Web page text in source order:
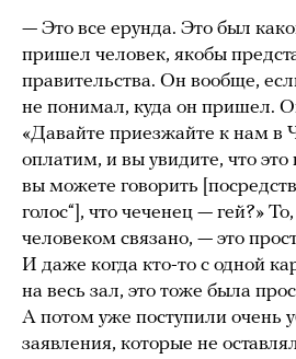
— Это все ерунда. Это был
пришел человек, якобы
правительства. Он вообще,
не понимал, куда он пришел.
«Давайте приезжайте к нам в
оплатим, и вы увидите, что
вы можете говорить
голос“], что чеченец — гей?»
человеком связано, — это
И даже когда кто-то с одной
на весь зал, это тоже была
А потом уже поступили очень
заявления, которые не